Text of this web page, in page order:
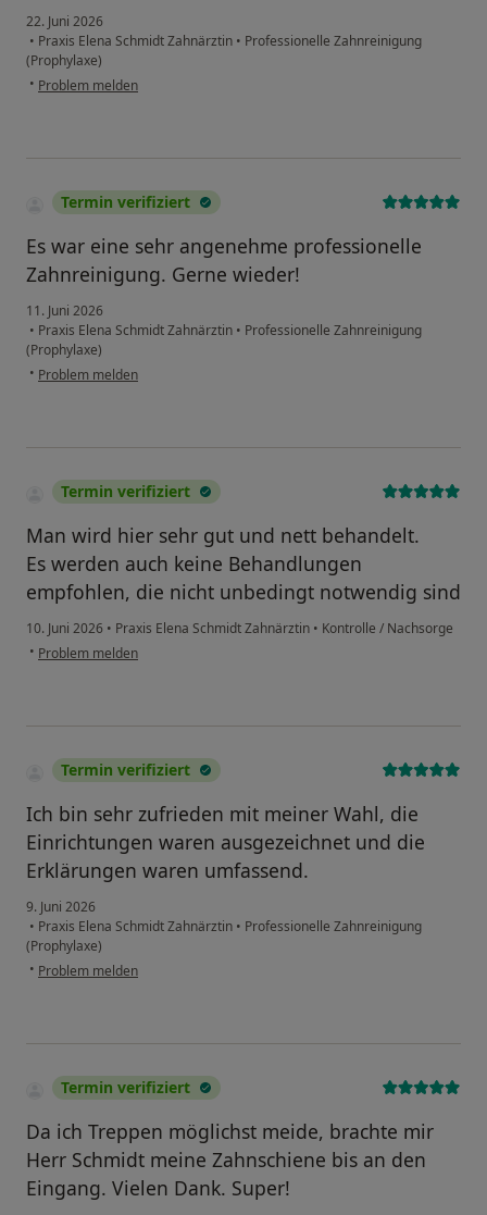
22. Juni 2026
• Praxis Elena Schmidt Zahnärztin • Professionelle Zahnreinigung
(Prophylaxe)
• Problem melden
Termin verifiziert
Es war eine sehr angenehme professionelle
Zahnreinigung. Gerne wieder!
11. Juni 2026
• Praxis Elena Schmidt Zahnärztin • Professionelle Zahnreinigung
(Prophylaxe)
• Problem melden
Termin verifiziert
Man wird hier sehr gut und nett behandelt.
Es werden auch keine Behandlungen
empfohlen, die nicht unbedingt notwendig sind
10. Juni 2026 • Praxis Elena Schmidt Zahnärztin • Kontrolle / Nachsorge
• Problem melden
Termin verifiziert
Ich bin sehr zufrieden mit meiner Wahl, die
Einrichtungen waren ausgezeichnet und die
Erklärungen waren umfassend.
9. Juni 2026
• Praxis Elena Schmidt Zahnärztin • Professionelle Zahnreinigung
(Prophylaxe)
• Problem melden
Termin verifiziert
Da ich Treppen möglichst meide, brachte mir
Herr Schmidt meine Zahnschiene bis an den
Eingang. Vielen Dank. Super!